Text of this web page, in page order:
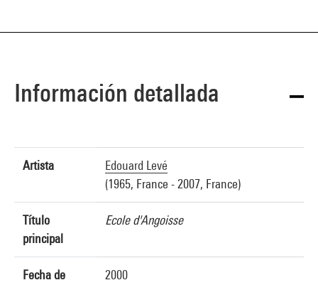
Información detallada
Artista
Edouard Levé
(1965, France - 2007, France)
Título
principal
Ecole d'Angoisse
Fecha de
2000